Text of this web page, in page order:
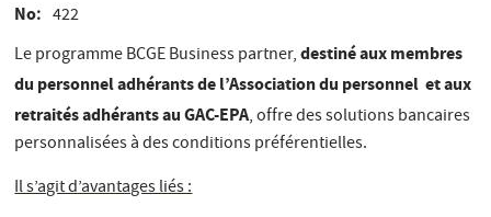
No
422
Le programme BCGE Business partner,destiné aux membres
du personnel adhérants de l’Association du personnel et aux
retraités adhérants au GAC-EPA, offre des solutions bancaires
personnalisées à des conditions préférentielles.
Il s’agit d’avantages liés :